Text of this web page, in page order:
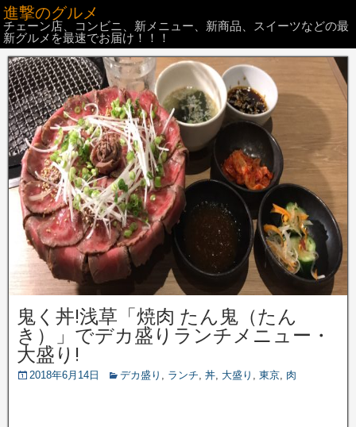
進撃のグルメ
チェーン店、コンビニ、新メニュー、新商品、スイーツなどの最
新グルメを最速でお届け！！！
鬼く丼!浅草「焼肉 たん鬼（たん
き）」でデカ盛りランチメニュー・
大盛り!
2018年6月14日 デカ盛り , ランチ, 丼, 大盛り , 東京, 肉